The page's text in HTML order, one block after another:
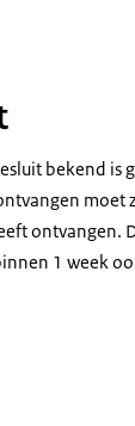
bekend is
moet
ontvangen.
1 week